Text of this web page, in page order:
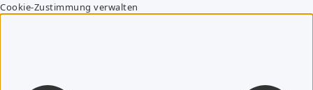
Cookie-Zustimmung verwalten